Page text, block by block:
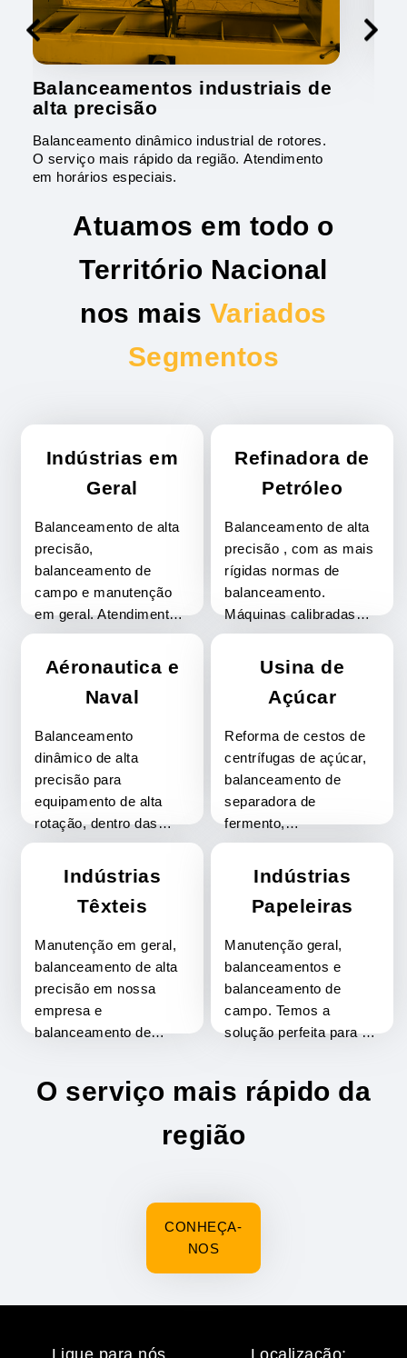
Balanceamentos industriais de
alta precisão
Balanceamento dinâmico industrial de rotores.
O serviço mais rápido da região. Atendimento
em horários especiais.
Atuamos em todo o
Território Nacional
nos mais Variados
Segmentos
Indústrias em
Geral
Balanceamento de alta
precisão,
balanceamento de
campo e manutenção
em geral. Atendimento
em horários especiais
para melhor atender ao
Refinadora de
Petróleo
Balanceamento de alta
precisão , com as mais
rígidas normas de
balanceamento.
Máquinas calibradas
periódicamente.Atendimento
em horários especiais
cliente.
Aéronautica e
Naval
Balanceamento
dinâmico de alta
precisão para
equipamento de alta
rotação, dentro das
mais rígidas normas de
balanceamento.
horários especiais para
cliente..
Usina de
Açúcar
Reforma de cestos de
centrífugas de açúcar,
balanceamento de
separadora de
fermento,
balanceamento em
campo. Atendimento em
melhor atender ao
Indústrias
Têxteis
Manutenção em geral,
balanceamento de alta
precisão em nossa
empresa e
balanceamento de
melhor atender ao
Indústrias
Papeleiras
Manutenção geral,
balanceamentos e
balanceamento de
campo. Temos a
solução perfeita para a
horários especiais para
cliente.
O serviço mais rápido da
região
CONHEÇA-
NOS
Ligue para nós Localização: